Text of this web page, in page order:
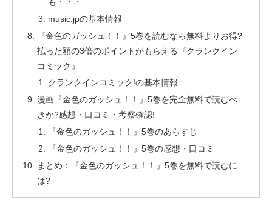
music.jpの基本情報
『金色のガッシュ！！』5巻を読むなら無料よりお得?
払った額の3倍のポイントがもらえる『クランクイン
コミック』
クランクインコミック!の基本情報
漫画『金色のガッシュ！！』5巻を完全無料で読むべ
きか?感想・口コミ・考察確認!
『金色のガッシュ！！』5巻のあらすじ
『金色のガッシュ！！』5巻の感想・口コミ
まとめ：『金色のガッシュ！！』5巻を無料で読むに
は?